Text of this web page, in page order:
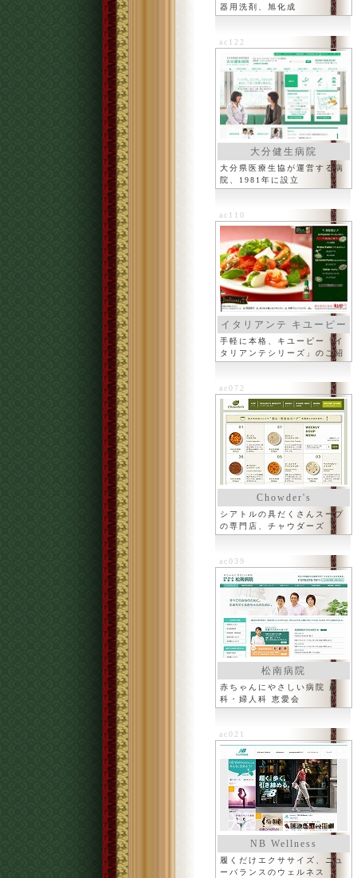
器用洗剤、旭化成
ac122
大分健生病院
大分県医療生協が運営する病
院、1981年に設立
ac110
イタリアンテ キユーピー
手軽に本格、キユーピー「イ
タリアンテシリーズ」のご紹
介
ac072
Chowder's
シアトルの具だくさんスープ
の専門店、チャウダーズ
ac039
松南病院
赤ちゃんにやさしい病院 産
科・婦人科 恵愛会
ac021
NB Wellness
履くだけエクササイズ、ニュ
ーバランスのウェルネス